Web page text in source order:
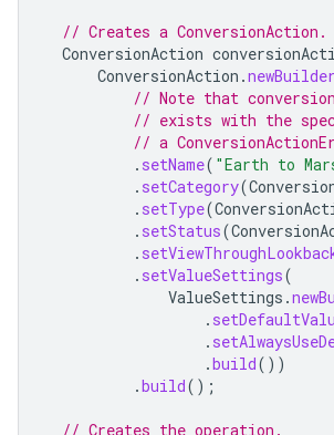
// Creates a ConversionAction.
ConversionAction
ConversionAction .newBuilder
// Note that
// exists with the
// a
. setName( "Earth to
. setCategory(
. setType(
. setStatus(
.
. setValueSettings(
ValueSettings .
.
.
.build())
.build();
// Creates the operation.